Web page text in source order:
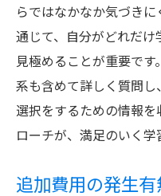
らではなかなか気づき
通じて、自分がどれだけ
見極めることが重要で
系も含めて詳しく質問
選択をするための情報
ローチが、満足のいく学
追加費用の発生